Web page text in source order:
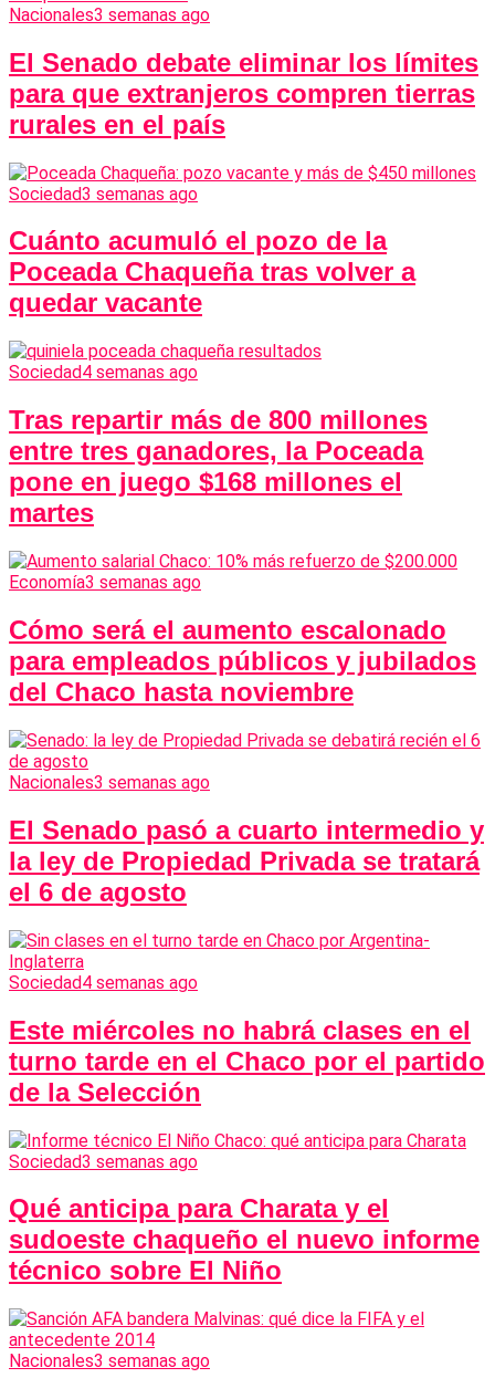
Nacionales3 semanas ago
El Senado debate eliminar los límites
para que extranjeros compren tierras
rurales en el país
Sociedad3 semanas ago
Cuánto acumuló el pozo de la
Poceada Chaqueña tras volver a
quedar vacante
Sociedad4 semanas ago
Tras repartir más de 800 millones
entre tres ganadores, la Poceada
pone en juego $168 millones el
martes
Economía3 semanas ago
Cómo será el aumento escalonado
para empleados públicos y jubilados
del Chaco hasta noviembre
Nacionales3 semanas ago
El Senado pasó a cuarto intermedio y
la ley de Propiedad Privada se tratará
el 6 de agosto
Sociedad4 semanas ago
Este miércoles no habrá clases en el
turno tarde en el Chaco por el partido
de la Selección
Sociedad3 semanas ago
Qué anticipa para Charata y el
sudoeste chaqueño el nuevo informe
técnico sobre El Niño
Nacionales3 semanas ago